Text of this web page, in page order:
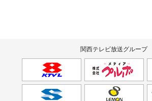
関西テレビ放送グループ